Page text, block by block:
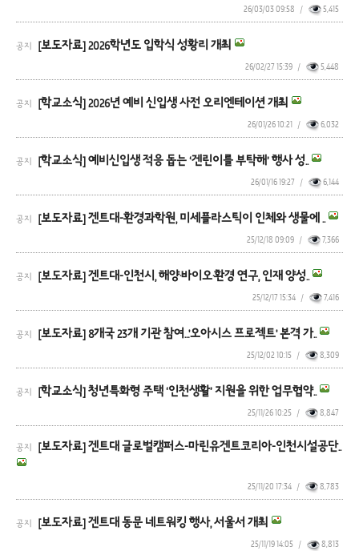
26/03/03 09:58 / 5,415
공지 [보도자료] 2026학년도 입학식 성황리 개최
26/02/27 15:39 / 5,448
공지 [학교소식] 2026년 예비 신입생 사전 오리엔테이션 개최
26/01/26 10:21 / 6,032
공지 [학교소식] 예비신입생 적응 돕는 ‘겐린이를 부탁해’ 행사 성..
26/01/16 19:27 / 6,144
공지 [보도자료] 겐트대-환경과학원, 미세플라스틱이 인체와 생물에 ..
25/12/18 09:09 / 7,366
공지 [보도자료] 겐트대-인천시, 해양·바이오·환경 연구, 인재 양성..
25/12/17 15:34 / 7,416
공지 [보도자료] 8개국 23개 기관 참여…'오아시스 프로젝트' 본격 가..
25/12/02 10:15 / 8,309
공지 [학교소식] 청년특화형 주택 ‘인천생활’ 지원을 위한 업무협약..
25/11/26 10:25 / 8,847
공지 [보도자료] 겐트대 글로벌캠퍼스-마린유겐트코리아-인천시설공단..
25/11/20 17:34 / 8,783
공지 [보도자료] 겐트대 동문 네트워킹 행사, 서울서 개최
25/11/19 14:05 / 8,813